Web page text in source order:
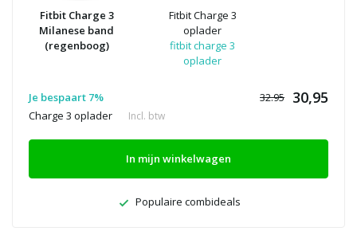
Fitbit Charge 3
Milanese band
(regenboog)
Fitbit Charge 3
oplader
fitbit charge 3
oplader
Je bespaart 7% 32.95 30,95
Charge 3 oplader Incl. btw
In mijn winkelwagen
Populaire combideals